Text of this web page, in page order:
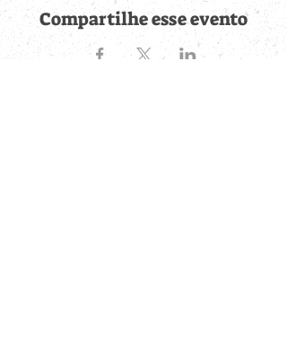
Compartilhe esse evento